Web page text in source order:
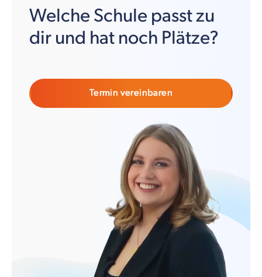
Welche Schule passt zu
dir und hat noch Plätze?
Termin vereinbaren